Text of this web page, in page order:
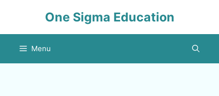
One Sigma Education
Menu